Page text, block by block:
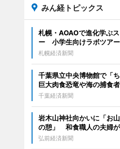
みん経トピックス
札幌・AOAOで進化学ぶ
ー 小学生向けラボツア
札幌経済新聞
千葉県立中央博物館で「
巨大肉食恐竜や海の捕食
千葉経済新聞
岩木山神社向かいに「お
の憩」 和食職人の夫婦
弘前経済新聞